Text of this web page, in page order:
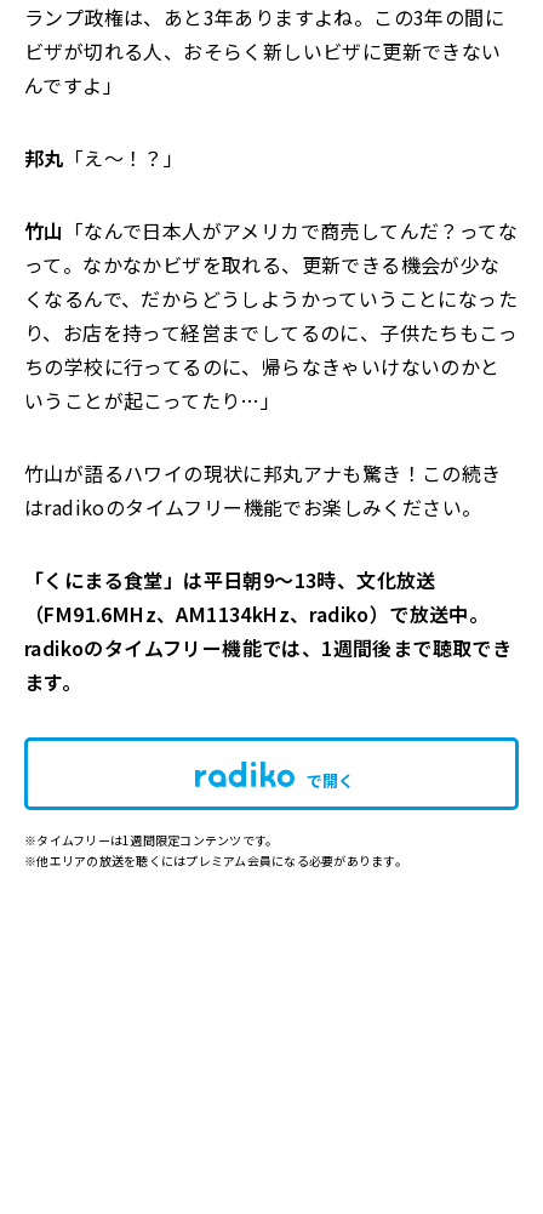
ランプ政権は、あと3年ありますよね。この3年の間に
ビザが切れる人、おそらく新しいビザに更新できない
んですよ」
邦丸 「え～！？」
竹山 「なんで日本人がアメリカで商売してんだ？ってな
って。なかなかビザを取れる、更新できる機会が少な
くなるんで、だからどうしようかっていうことになった
り、お店を持って経営までしてるのに、子供たちもこっ
ちの学校に行ってるのに、帰らなきゃいけないのかと
いうことが起こってたり…」
竹山が語るハワイの現状に邦丸アナも驚き！この続き
はradikoのタイムフリー機能でお楽しみください。
「くにまる食堂」は平日朝9～13時、文化放送
（FM91.6MHz、AM1134kHz、radiko）で放送中。
radikoのタイムフリー機能では、1週間後まで聴取でき
ます。
で開く
※タイムフリーは1週間限定コンテンツです。
※他エリアの放送を聴くにはプレミアム会員になる必要があります。